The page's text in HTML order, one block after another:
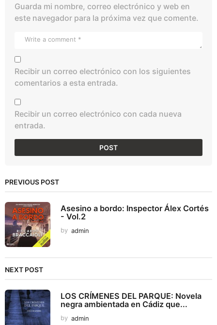
Guarda mi nombre, correo electrónico y web en
este navegador para la próxima vez que comente.
Recibir un correo electrónico con los siguientes
comentarios a esta entrada.
Recibir un correo electrónico con cada nueva
entrada.
PREVIOUS POST
Asesino a bordo: Inspector Álex Cortés
- Vol.2
by admin
NEXT POST
LOS CRÍMENES DEL PARQUE: Novela
negra ambientada en Cádiz que...
by admin